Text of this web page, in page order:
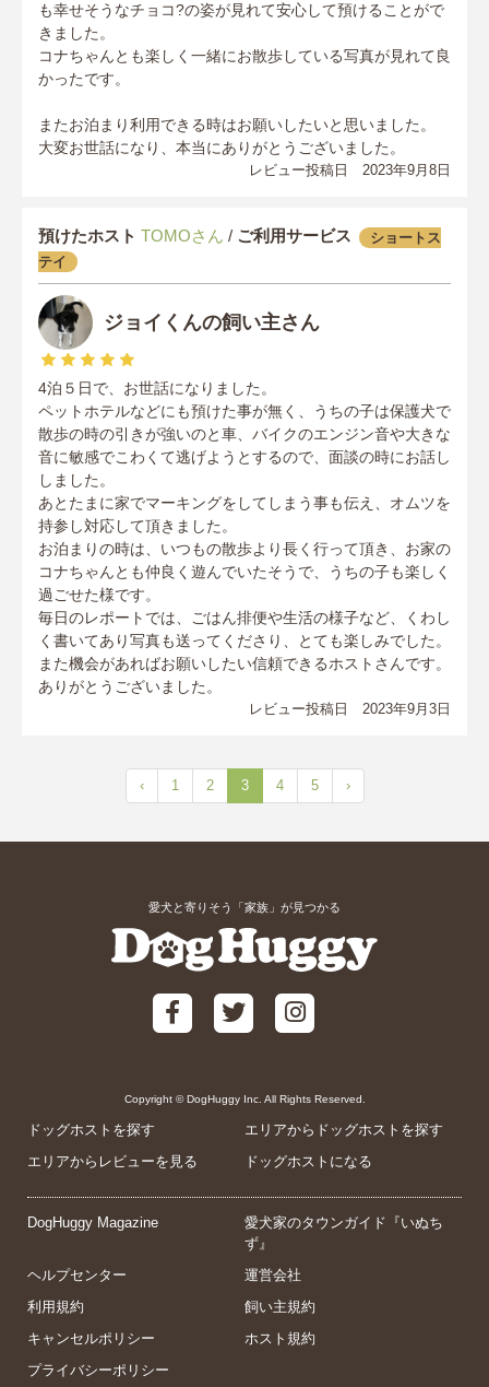
も幸せそうなチョコ?の姿が見れて安心して預けることがで
きました。
コナちゃんとも楽しく一緒にお散歩している写真が見れて良
かったです。
またお泊まり利用できる時はお願いしたいと思いました。
大変お世話になり、本当にありがとうございました。
レビュー投稿日 2023年9月8日
預けたホスト TOMOさん / ご利用サービス
ショートス
テイ
ジョイくんの飼い主さん
4泊５日で、お世話になりました。
ペットホテルなどにも預けた事が無く、うちの子は保護犬で
散歩の時の引きが強いのと車、バイクのエンジン音や大きな
音に敏感でこわくて逃げようとするので、面談の時にお話し
しました。
あとたまに家でマーキングをしてしまう事も伝え、オムツを
持参し対応して頂きました。
お泊まりの時は、いつもの散歩より長く行って頂き、お家の
コナちゃんとも仲良く遊んでいたそうで、うちの子も楽しく
過ごせた様です。
毎日のレポートでは、ごはん排便や生活の様子など、くわし
く書いてあり写真も送ってくださり、とても楽しみでした。
また機会があればお願いしたい信頼できるホストさんです。
ありがとうございました。
レビュー投稿日 2023年9月3日
‹ 1 2 3 4 5 ›
愛犬と寄りそう「家族」が見つかる
Copyright © DogHuggy Inc. All Rights Reserved.
ドッグホストを探す
エリアからドッグホストを探す
エリアからレビューを見る
ドッグホストになる
DogHuggy Magazine
愛犬家のタウンガイド『いぬち
ず』
ヘルプセンター
運営会社
利用規約
飼い主規約
キャンセルポリシー
ホスト規約
プライバシーポリシー